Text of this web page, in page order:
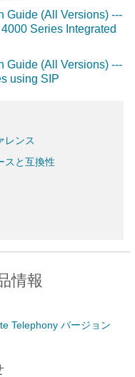
Guide (All Versions) ---
Series Integrated
Guide (All Versions) ---
using SIP
レンス
スと互換性
情報
Telephony バージョン